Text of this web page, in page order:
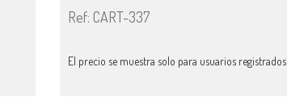
Ref: CART-337
El precio se muestra solo para usuarios registrados